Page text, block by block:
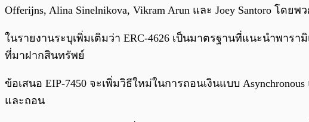
Offerijns, Alina Sinelnikova, Vikram Arun และ Joey Santoro โด
ในรายงานระบุเพิ่มเติมว่า ERC-4626 เป็นมาตรฐานที่แนะนำพา
ที่มาฝากสินทรัพย์
ข้อเสนอ EIP-7450 จะเพิ่มวิธีใหม่ในการถอนเงินแบบ
และถอน